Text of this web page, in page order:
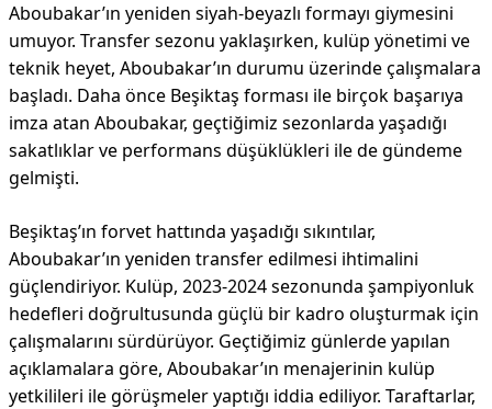
Aboubakar’ın yeniden siyah-beyazlı formayı giymesini
umuyor. Transfer sezonu yaklaşırken, kulüp yönetimi ve
teknik heyet, Aboubakar’ın durumu üzerinde çalışmalara
başladı. Daha önce Beşiktaş forması ile birçok başarıya
imza atan Aboubakar, geçtiğimiz sezonlarda yaşadığı
sakatlıklar ve performans düşüklükleri ile de gündeme
gelmişti.
Beşiktaş’ın forvet hattında yaşadığı sıkıntılar,
Aboubakar’ın yeniden transfer edilmesi ihtimalini
güçlendiriyor. Kulüp, 2023-2024 sezonunda şampiyonluk
hedefleri doğrultusunda güçlü bir kadro oluşturmak için
çalışmalarını sürdürüyor. Geçtiğimiz günlerde yapılan
açıklamalara göre, Aboubakar’ın menajerinin kulüp
yetkilileri ile görüşmeler yaptığı iddia ediliyor. Taraftarlar,